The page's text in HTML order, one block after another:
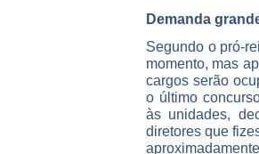
Demanda
Segundo o pró-
momento, mas
cargos serão
o último
às unidades,
diretores que